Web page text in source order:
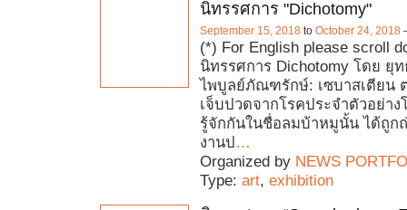
นิทรรศการ "Dichotomy"
September 15, 2018 to October 24, 2018
(*) For English please scroll
นิทรรศการ Dichotomy โดย ยุ
ไพบูลย์ภัณฑรักษ์: เซบาสเตียน
เจ็บปวดจากโรคประจำตัวอย่า
รู้จักกันในชื่อลมบ้าหมูนั้น ได้ถูก
งานป …
Organized by NEWS
Type: art, exhibition